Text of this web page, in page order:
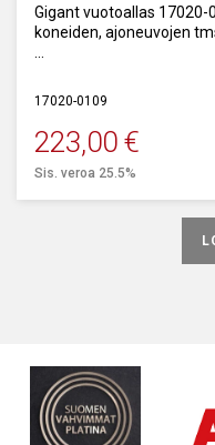
Gigant vuotoallas 17020-
koneiden, ajoneuvojen
17020-0109
223,00 €
Sis. veroa 25.5%